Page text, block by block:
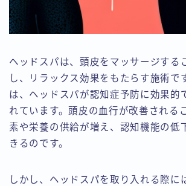
ヘッドスパは、頭皮をマッサージする
し、リラックス効果をもたらす施術で
は、ヘッドスパが認知症予防に効果的
れています。頭皮の血行が改善される
素や栄養の供給が増え、認知機能の低
きるのです。
しかし、ヘッドスパを取り入れる際に